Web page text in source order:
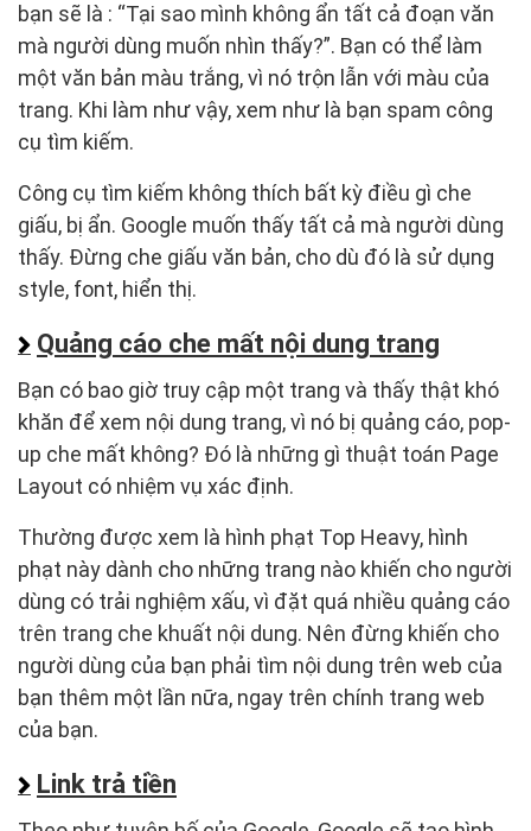
bạn sẽ là : “Tại sao mình không ẩn tất cả đoạn văn
mà người dùng muốn nhìn thấy?”. Bạn có thể làm
một văn bản màu trắng, vì nó trộn lẫn với màu của
trang. Khi làm như vậy, xem như là bạn spam công
cụ tìm kiếm.
Công cụ tìm kiếm không thích bất kỳ điều gì che
giấu, bị ẩn. Google muốn thấy tất cả mà người dùng
thấy. Đừng che giấu văn bản, cho dù đó là sử dụng
style, font, hiển thị.
Quảng cáo che mất nội dung trang
Bạn có bao giờ truy cập một trang và thấy thật khó
khăn để xem nội dung trang, vì nó bị quảng cáo, pop-
up che mất không? Đó là những gì thuật toán Page
Layout có nhiệm vụ xác định.
Thường được xem là hình phạt Top Heavy, hình
phạt này dành cho những trang nào khiến cho người
dùng có trải nghiệm xấu, vì đặt quá nhiều quảng cáo
trên trang che khuất nội dung. Nên đừng khiến cho
người dùng của bạn phải tìm nội dung trên web của
bạn thêm một lần nữa, ngay trên chính trang web
của bạn.
Link trả tiền